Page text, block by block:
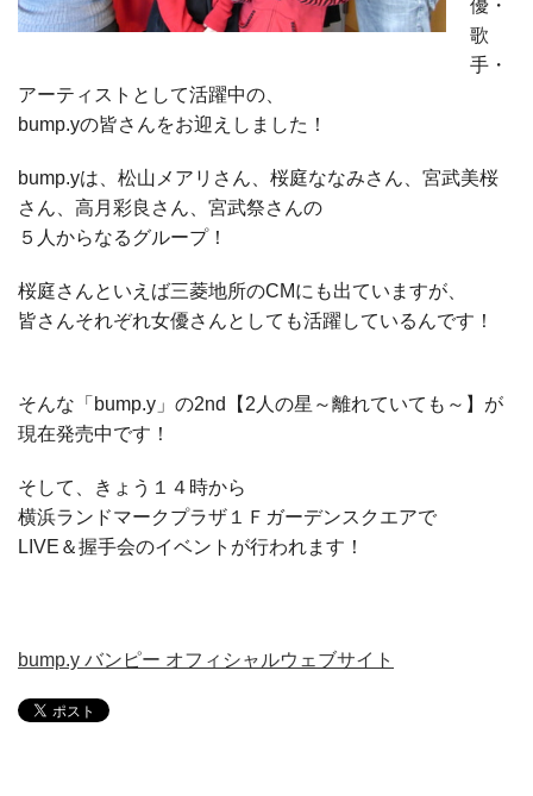
優・
歌
手・
アーティストとして活躍中の、
bump.yの皆さんをお迎えしました！
bump.yは、松山メアリさん、桜庭ななみさん、宮武美桜
さん、高月彩良さん、宮武祭さんの
５人からなるグループ！
桜庭さんといえば三菱地所のCMにも出ていますが、
皆さんそれぞれ女優さんとしても活躍しているんです！
そんな「bump.y」の2nd【2人の星～離れていても～】が
現在発売中です！
そして、きょう１４時から
横浜ランドマークプラザ１Ｆガーデンスクエアで
LIVE＆握手会のイベントが行われます！
bump.y バンピー オフィシャルウェブサイト